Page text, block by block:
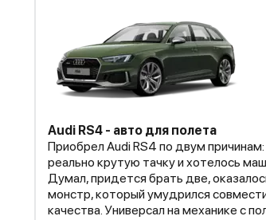
Audi RS4 - авто для полета
Приобрел Audi RS4 по двум
реально крутую тачку и хотелось
Думал, придется брать две,
монстр, который умудрился
качества. Универсал на механике с